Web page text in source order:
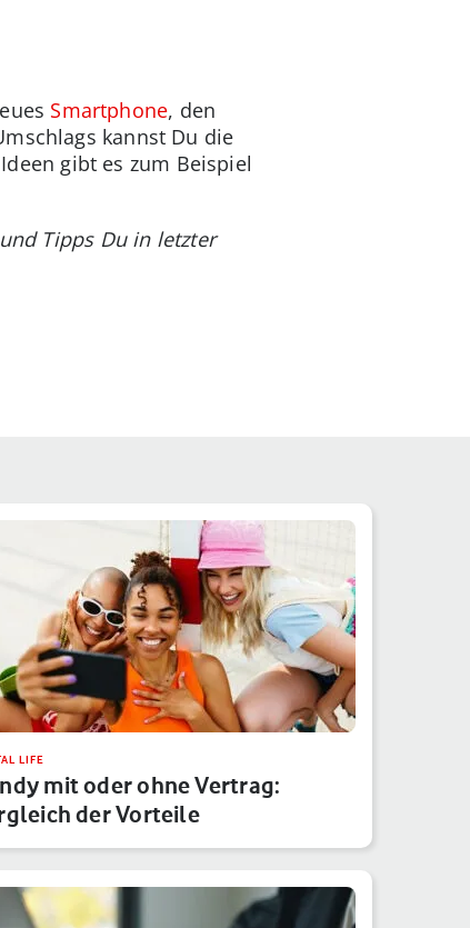
Smartphone, den
kannst Du die
gibt es zum Beispiel
Tipps Du in letzter
LIFE
mit oder ohne Vertrag:
der Vorteile